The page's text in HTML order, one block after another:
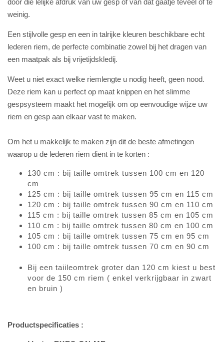
door die lelijke afdruk van uw gesp of van dat gaatje teveel of te
weinig.
Een stijlvolle gesp en een in talrijke kleuren beschikbare echt
lederen riem, de perfecte combinatie zowel bij het dragen van
een maatpak als bij vrijetijdskledij.
Weet u niet exact welke riemlengte u nodig heeft, geen nood.
Deze riem kan u perfect op maat knippen en het slimme
gespsysteem maakt het mogelijk om op eenvoudige wijze uw
riem en gesp aan elkaar vast te maken.
Om het u makkelijk te maken zijn dit de beste afmetingen
waarop u de lederen riem dient in te korten :
130 cm : bij taille omtrek tussen 100 cm en 120
cm
125 cm : bij taille omtrek tussen 95 cm en 115 cm
120 cm : bij taille omtrek tussen 90 cm en 110 cm
115 cm : bij taille omtrek tussen 85 cm en 105 cm
110 cm : bij taille omtrek tussen 80 cm en 100 cm
105 cm : bij taille omtrek tussen 75 cm en 95 cm
100 cm : bij taille omtrek tussen 70 cm en 90 cm
Bij een taiileomtrek groter dan 120 cm kiest u best
voor de 150 cm riem ( enkel verkrijgbaar in zwart
en bruin )
Productspecificaties :